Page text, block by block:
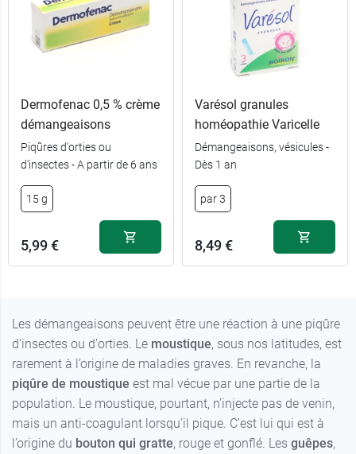
Dermofenac 0,5 % crème
démangeaisons
Piqûres d'orties ou
d'insectes - A partir de 6 ans
15 g
5,99 €
Varésol granules
homéopathie Varicelle
Démangeaisons, vésicules -
Dès 1 an
par 3
8,49 €
Les démangeaisons peuvent être une réaction à une piqûre
d'insectes ou d'orties. Le moustique, sous nos latitudes, est
rarement à l’origine de maladies graves. En revanche, la
piqûre de moustique est mal vécue par une partie de la
population. Le moustique, pourtant, n’injecte pas de venin,
mais un anti-coagulant lorsqu’il pique. C’est lui qui est à
l’origine du bouton qui gratte, rouge et gonflé. Les guêpes,